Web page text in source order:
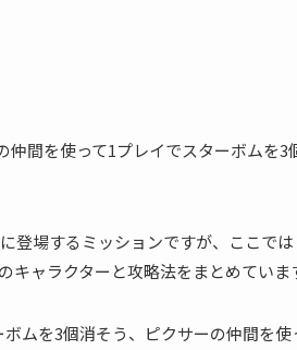
間を使って1プレイでスターボムを3
登場するミッションですが、ここで
ャラクターと攻略法をまとめていま
ムを3個消そう、ピクサーの仲間を